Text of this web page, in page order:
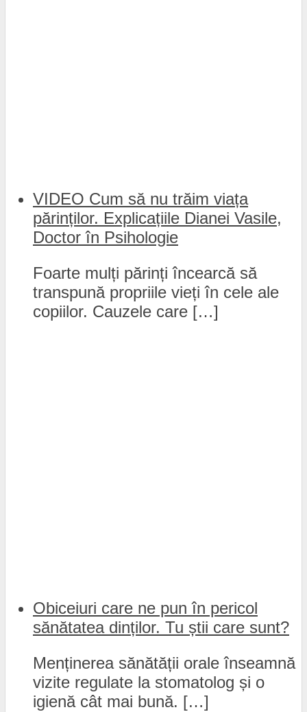
VIDEO Cum să nu trăim viața
părinților. Explicațiile Dianei Vasile,
Doctor în Psihologie
Foarte mulți părinți încearcă să
transpună propriile vieți în cele ale
copiilor. Cauzele care […]
Obiceiuri care ne pun în pericol
sănătatea dinților. Tu știi care sunt?
Menținerea sănătății orale înseamnă
vizite regulate la stomatolog și o
igienă cât mai bună. […]